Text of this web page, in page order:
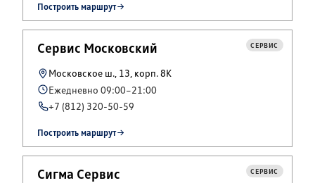
Построить маршрут
Сервис Московский СЕРВИС
Московское ш., 13, корп. 8К
Ежедневно 09:00–21:00
+7 (812) 320-50-59
Построить маршрут
Сигма Сервис СЕРВИС